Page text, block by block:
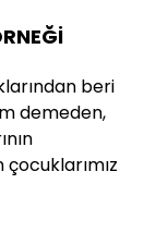
beri
demeden,